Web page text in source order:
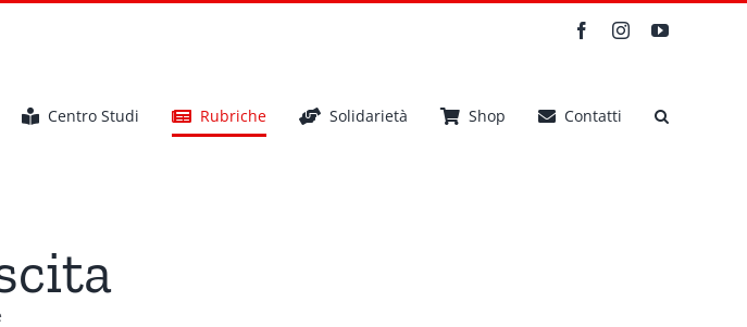
FacebookInstagramYouTube
Centro Studi Rubriche Solidarietà Shop Contatti